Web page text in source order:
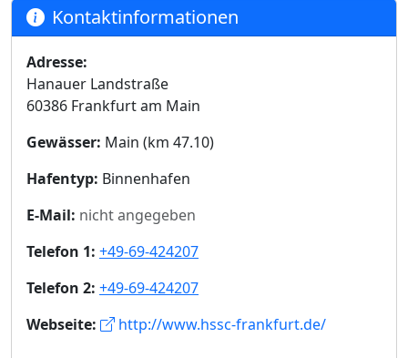
Kontaktinformationen
Adresse:
Hanauer Landstraße
60386 Frankfurt am Main
Gewässer: Main (km 47.10)
Hafentyp: Binnenhafen
E-Mail: nicht angegeben
Telefon 1: +49-69-424207
Telefon 2: +49-69-424207
Webseite:
http://www.hssc-frankfurt.de/